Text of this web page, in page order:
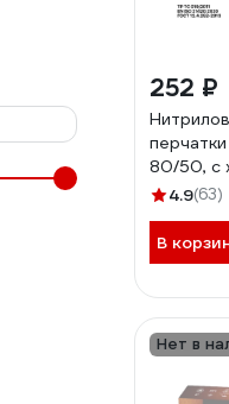
252 ₽
80/50, с
4.9(63)
В
Нет в